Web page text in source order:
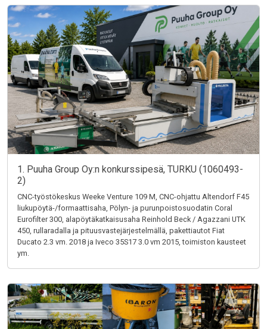
1. Puuha Group Oy:n konkurssipesä, TURKU (1060493-
2)
CNC-työstökeskus Weeke Venture 109 M, CNC-ohjattu Altendorf F45
liukupöytä-/formaattisaha, Pölyn- ja purunpoistosuodatin Coral
Eurofilter 300, alapöytäkatkaisusaha Reinhold Beck / Agazzani UTK
450, rullaradalla ja pituusvastejärjestelmällä, pakettiautot Fiat
Ducato 2.3 vm. 2018 ja Iveco 35S17 3.0 vm 2015, toimiston kausteet
ym.